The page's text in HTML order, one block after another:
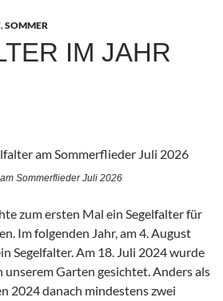
,SOMMER
IM JAHR
Sommerflieder Juli 2026
zum ersten Mal ein Segelfalter für
Im folgenden Jahr, am 4. August
Segelfalter. Am 18. Juli 2024 wurde
unserem Garten gesichtet. Anders als
2024 danach mindestens zwei